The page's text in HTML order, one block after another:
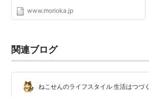
www.morioka.jp
関連ブログ
ねこせんのライフスタイル 生活はつづく